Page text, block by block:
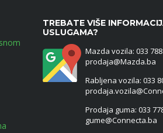
TREBATE VIŠE
USLUGAMA?
Mazda vozila: 033
prodaja@Mazda.ba
Rabljena vozila: 033
Prodaja guma: 033
gume@Connecta.ba